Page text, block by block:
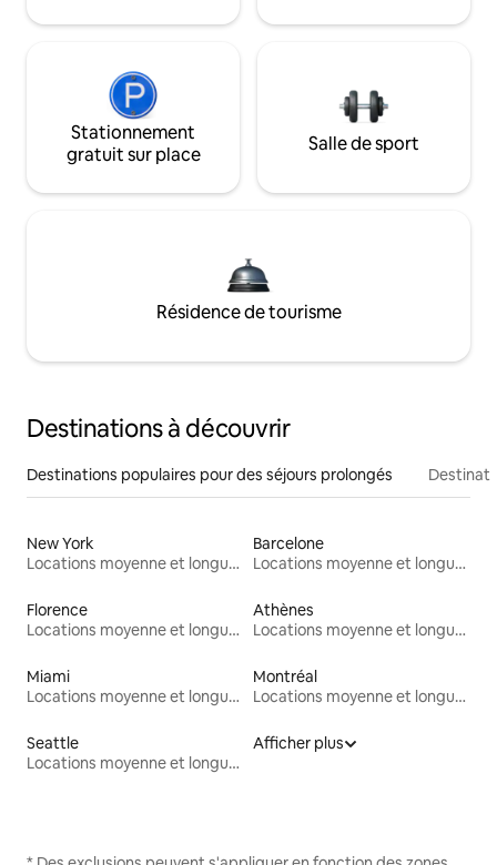
Stationnement
gratuit sur place
Salle de sport
Résidence de tourisme
Destinations à découvrir
Destinations populaires pour des séjours prolongés
New York
Locations moyenne et longue durée
Barcelone
Locations moyenne et longue durée
Florence
Locations moyenne et longue durée
Athènes
Locations moyenne et longue durée
Miami
Locations moyenne et longue durée
Montréal
Locations moyenne et longue durée
Seattle
Locations moyenne et longue durée
Afficher plus